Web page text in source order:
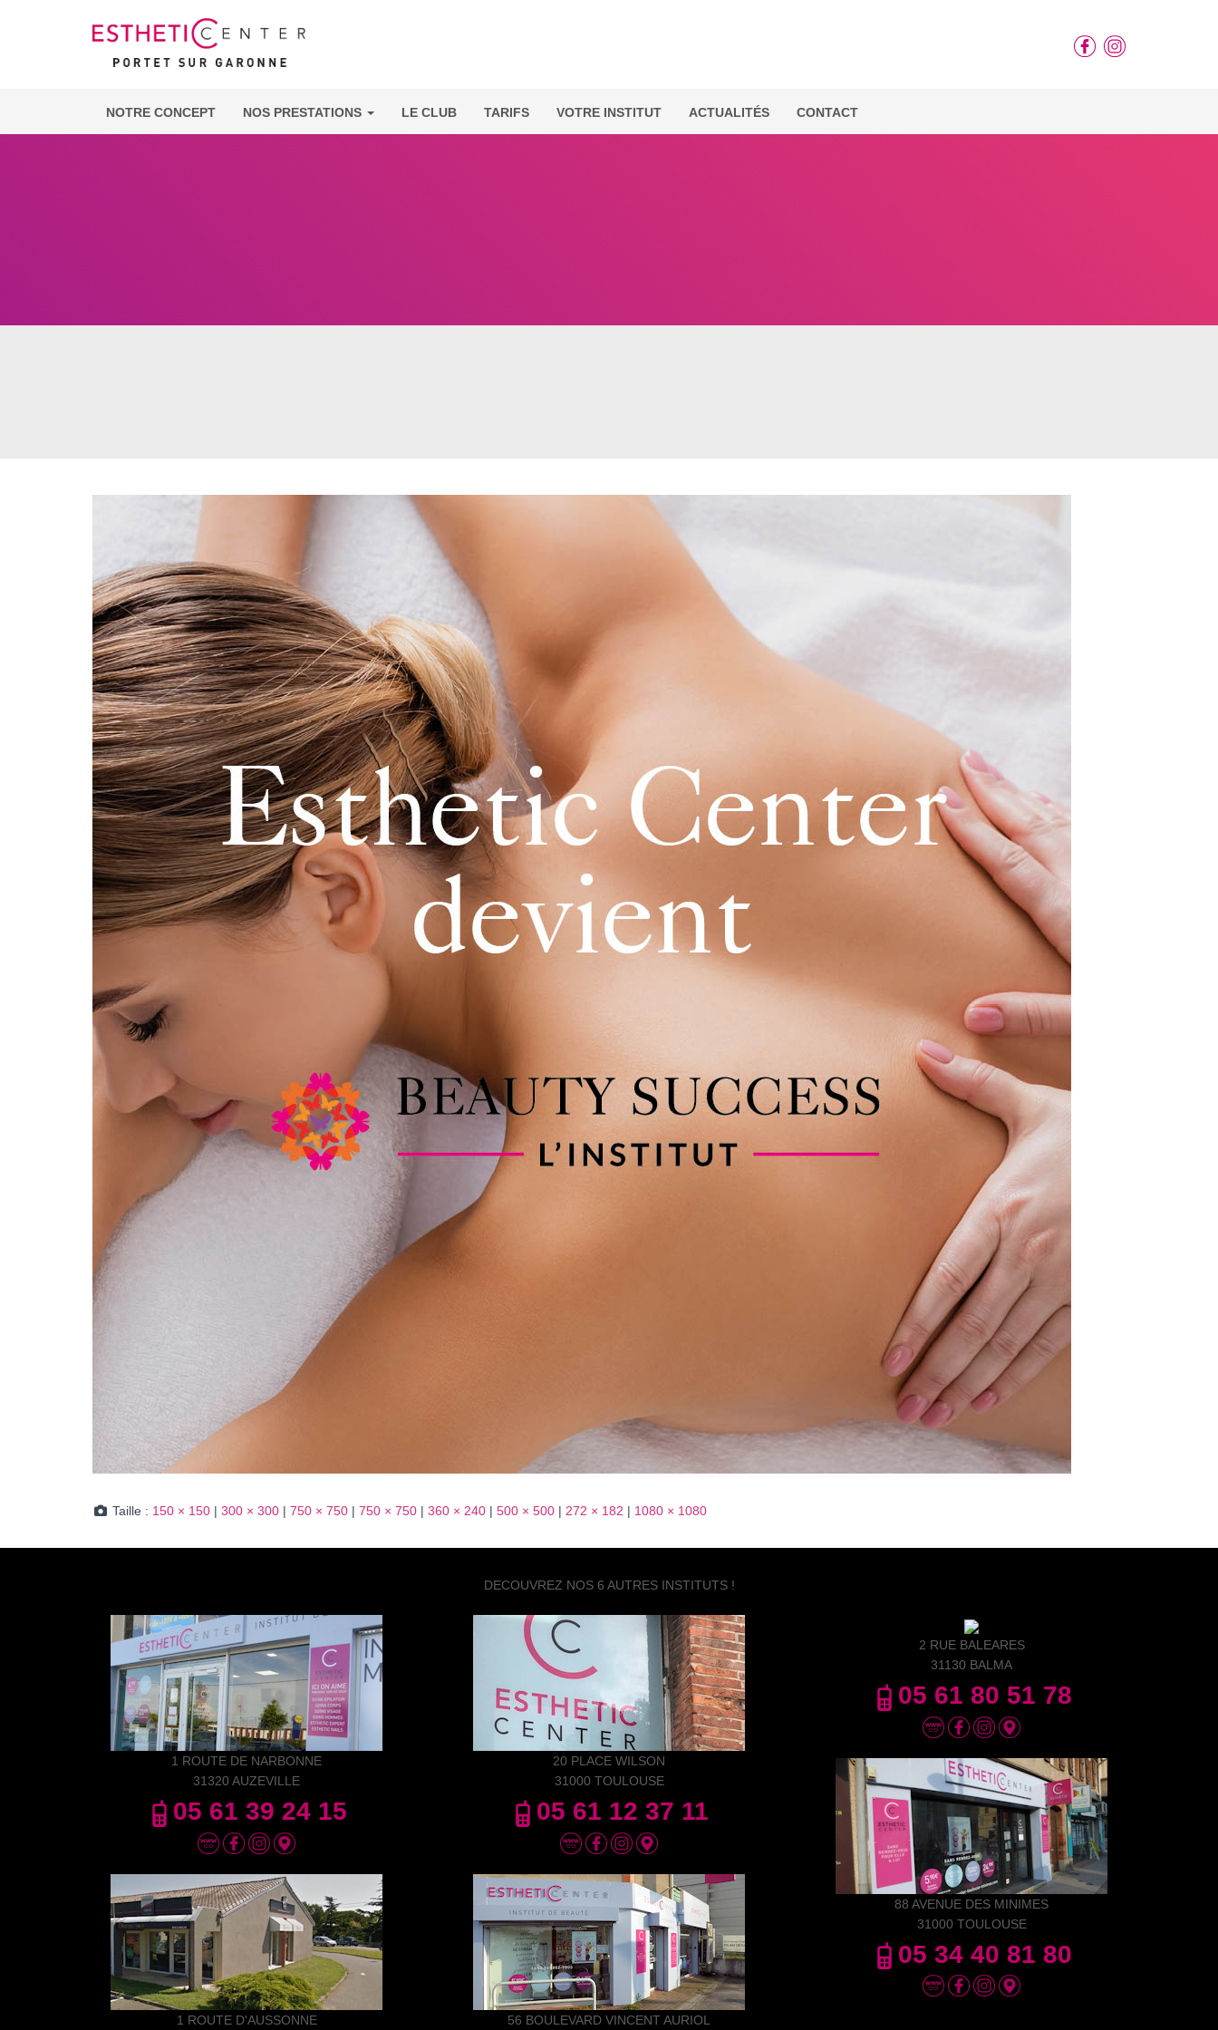
NOTRE CONCEPT NOS PRESTATIONS LE CLUB TARIFS VOTRE INSTITUT ACTUALITÉS CONTACT
Taille : 150 × 150 | 300 × 300 | 750 × 750 | 750 × 750 | 360 × 240 | 500 × 500 | 272 × 182 | 1080 × 1080
1 ROUTE DE NARBONNE
31320 AUZEVILLE
05 61 39 24 15
1 ROUTE D'AUSSONNE
DECOUVREZ NOS 6 AUTRES INSTITUTS !
20 PLACE WILSON
31000 TOULOUSE
05 61 12 37 11
56 BOULEVARD VINCENT AURIOL
2 RUE BALEARES
31130 BALMA
05 61 80 51 78
88 AVENUE DES MINIMES
31000 TOULOUSE
05 34 40 81 80